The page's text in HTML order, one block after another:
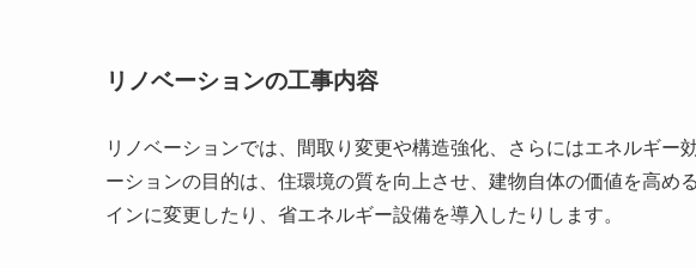
リノベーションの工事内容
リノベーションでは、間取り変更や構造強化、さらにはエネルギー
ーションの目的は、住環境の質を向上させ、建物自体の価値を高め
インに変更したり、省エネルギー設備を導入したりします。